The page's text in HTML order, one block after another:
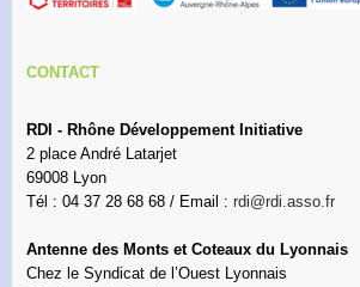
CONTACT
RDI - Rhône Développement Initiative
2 place André Latarjet
69008 Lyon
Tél : 04 37 28 68 68 / Email : rdi@rdi.asso.fr
Antenne des Monts et Coteaux du Lyonnais
Chez le Syndicat de l’Ouest Lyonnais